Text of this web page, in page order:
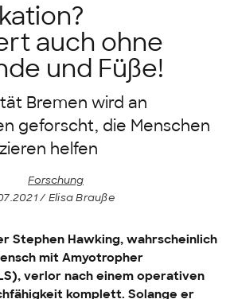
auch ohne
und Füße!
Bremen wird an
geforscht, die Menschen
helfen
Forschung
/ Elisa Brauße
Stephen Hawking, wahrscheinlich
mit Amyotropher
verlor nach einem operativen
komplett. Solange er